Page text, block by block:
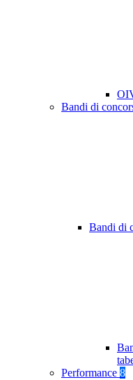
Bandi di
Bandi di
Performance 8